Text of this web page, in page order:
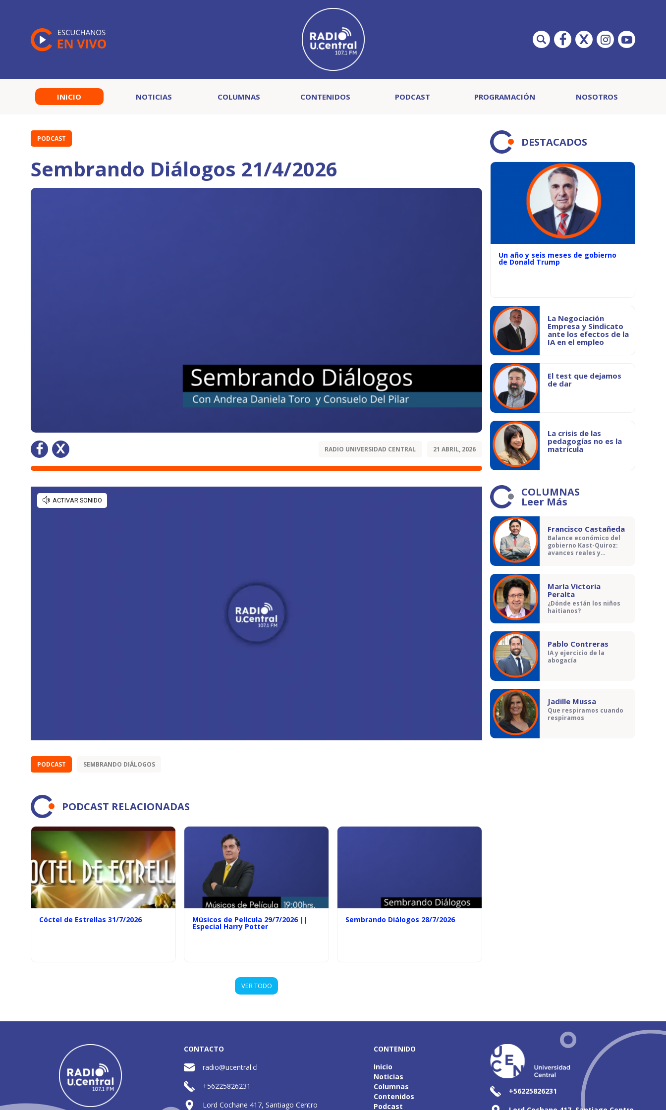
INICIO NOTICIAS COLUMNAS CONTENIDOS PODCAST PROGRAMACIÓN NOSOTROS
PODCAST
Sembrando Diálogos 21/4/2026
RADIO UNIVERSIDAD CENTRAL 21 ABRIL, 2026
PODCAST SEMBRANDO DIÁLOGOS
PODCAST RELACIONADAS
Cóctel de Estrellas 31/7/2026 Músicos de Película 29/7/2026 ||
Especial Harry Potter
Sembrando Diálogos 28/7/2026
VER TODO
DESTACADOS
Un año y seis meses de gobierno
de Donald Trump
La Negociación
Empresa y Sindicato
ante los efectos de la
IA en el empleo
El test que dejamos
de dar
La crisis de las
pedagogías no es la
matrícula
COLUMNAS
Leer Más
Francisco Castañeda
Balance económico del
gobierno Kast-Quiroz:
avances reales y
María Victoria
Peralta
¿Dónde están los niños
haitianos?
Pablo Contreras
IA y ejercicio de la
abogacía
Jadille Mussa
Que respiramos cuando
respiramos
CONTACTO
radio@ucentral.cl
+56225826231
Lord Cochane 417, Santiago Centro
CONTENIDO
Inicio
Noticias
Columnas
Contenidos
Podcast
+56225826231